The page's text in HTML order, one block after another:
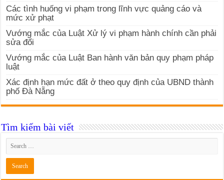
Các tình huống vi phạm trong lĩnh vực quảng cáo và
mức xử phạt
Vướng mắc của Luật Xử lý vi phạm hành chính cần phải
sửa đổi
Vướng mắc của Luật Ban hành văn bản quy phạm pháp
luật
Xác định hạn mức đất ở theo quy định của UBND thành
phố Đà Nẵng
Tìm kiếm bài viết